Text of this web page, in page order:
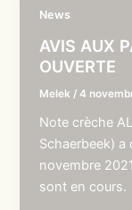
News
AVIS AUX
OUVERTE
Melek /4
Note crèche
Schaerbeek)
novembre
sont en cours.